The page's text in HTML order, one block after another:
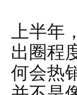
上半年
出圈程
何会热